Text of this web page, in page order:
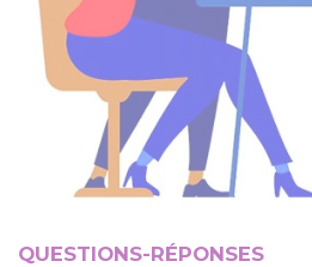
QUESTIONS-RÉPONSES